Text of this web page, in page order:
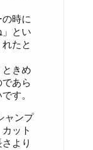
時に
」とい
たと
きめ
あら
す。
ャンプ
ット
より